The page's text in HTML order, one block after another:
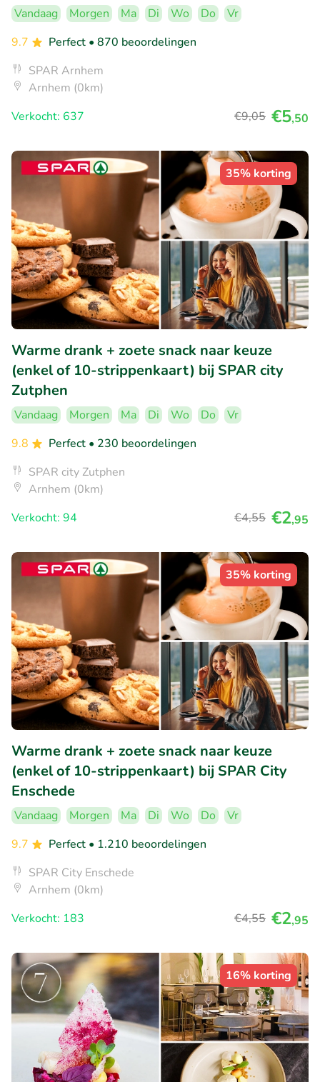
Vandaag Morgen Ma Di Wo Do
Vr
9.7
Perfect • 870 beoordelingen
SPAR Arnhem
Arnhem (0km)
Verkocht: 637
€9,05 €5,50
35% korting
Warme drank + zoete snack naar keuze
(enkel of 10-strippenkaart) bij SPAR city
Zutphen
Vandaag Morgen Ma Di Wo Do
Vr
9.8
Perfect • 230 beoordelingen
SPAR city Zutphen
Arnhem (0km)
Verkocht: 94
€4,55 €2,95
35% korting
Warme drank + zoete snack naar keuze
(enkel of 10-strippenkaart) bij SPAR City
Enschede
Vandaag Morgen Ma Di Wo Do
Vr
9.7
Perfect • 1.210 beoordelingen
SPAR City Enschede
Arnhem (0km)
Verkocht: 183
€4,55 €2,95
16% korting